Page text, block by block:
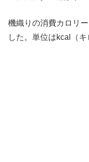
機織りの消費カロリ
した。単位はkcal（キ